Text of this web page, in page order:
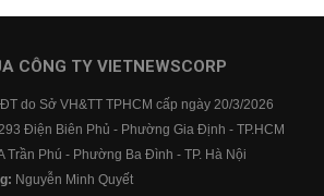
CÔNG TY VIETNEWSCORP
do Sở VH&TT TPHCM cấp ngày 20/3/2026
Điện Biên Phủ - Phường Gia Định - TP.HCM
Trần Phú - Phường Ba Đình - TP. Hà Nội
Nguyễn Minh Quyết